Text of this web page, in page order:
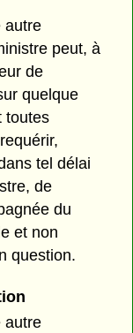
autre
peut, à
de
quelque
toutes
tel délai
de
du
et non
question.
autre